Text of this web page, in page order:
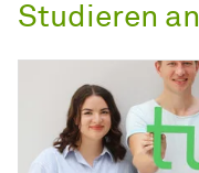
Studieren